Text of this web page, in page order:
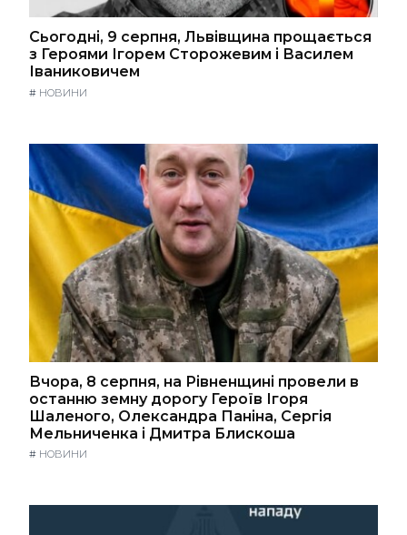
Сьогодні, 9 серпня, Львівщина прощається
з Героями Ігорем Сторожевим і Василем
Іваниковичем
# НОВИНИ
Вчора, 8 серпня, на Рівненщині провели в
останню земну дорогу Героїв Ігоря
Шаленого, Олександра Паніна, Сергія
Мельниченка і Дмитра Блискоша
# НОВИНИ